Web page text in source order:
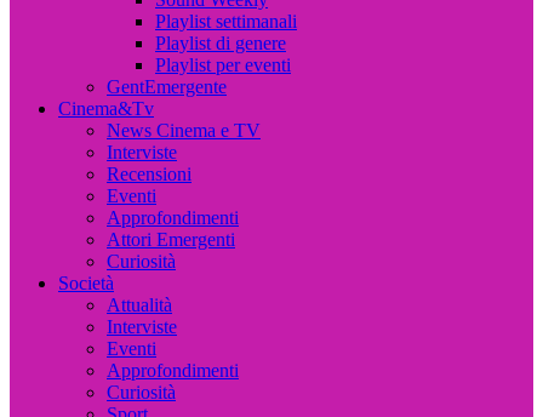
Playlist settimanali
Playlist di genere
Playlist per eventi
GentEmergente
Cinema&Tv
News Cinema e TV
Interviste
Recensioni
Eventi
Approfondimenti
Attori Emergenti
Curiosità
Società
Attualità
Interviste
Eventi
Approfondimenti
Curiosità